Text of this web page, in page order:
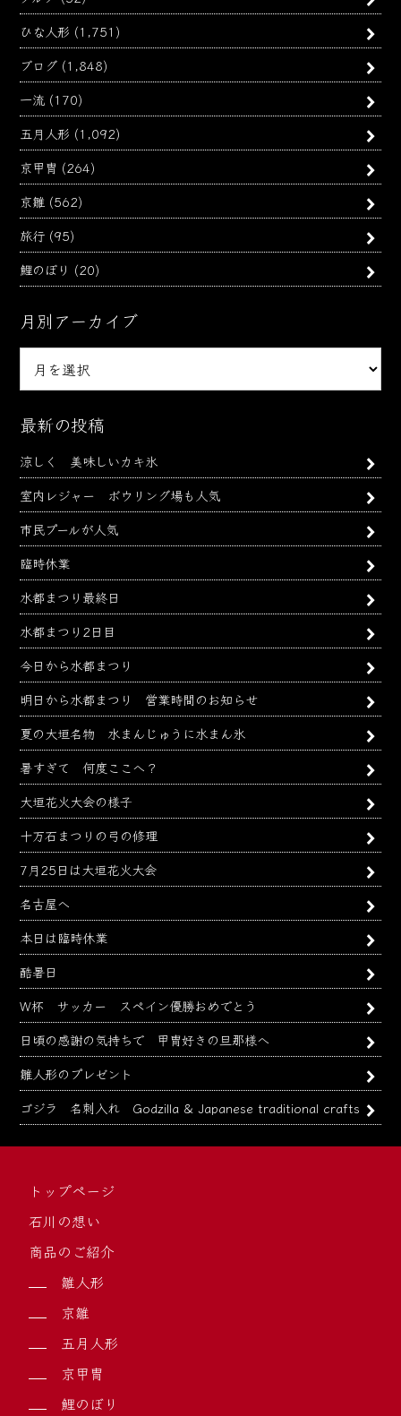
ひな人形 (1,751)
ブログ (1,848)
一流 (170)
五月人形 (1,092)
京甲冑 (264)
京雛 (562)
旅行 (95)
鯉のぼり (20)
月別アーカイブ
ー
イ
ブ
最新の投稿
涼しく 美味しいカキ氷
室内レジャー ボウリング場も人気
市民プールが人気
臨時休業
水都まつり最終日
水都まつり2日目
今日から水都まつり
明日から水都まつり 営業時間のお知らせ
夏の大垣名物 水まんじゅうに水まん氷
暑すぎて 何度ここへ？
大垣花火大会の様子
十万石まつりの弓の修理
7月25日は大垣花火大会
名古屋へ
本日は臨時休業
酷暑日
W杯 サッカー スペイン優勝おめでとう
日頃の感謝の気持ちで 甲冑好きの旦那様へ
雛人形のプレゼント
ゴジラ 名刺入れ Godzilla & Japanese traditional crafts
トップページ
石川の想い
商品のご紹介
雛人形
京雛
五月人形
京甲冑
鯉のぼり